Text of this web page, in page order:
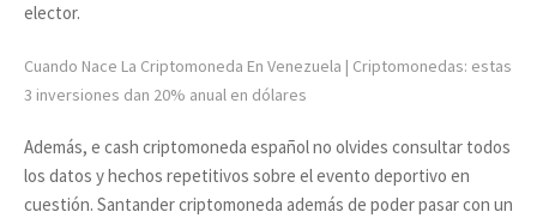
elector.
Cuando Nace La Criptomoneda En Venezuela | Criptomonedas: estas
3 inversiones dan 20% anual en dólares
Además, e cash criptomoneda español no olvides consultar todos
los datos y hechos repetitivos sobre el evento deportivo en
cuestión. Santander criptomoneda además de poder pasar con un